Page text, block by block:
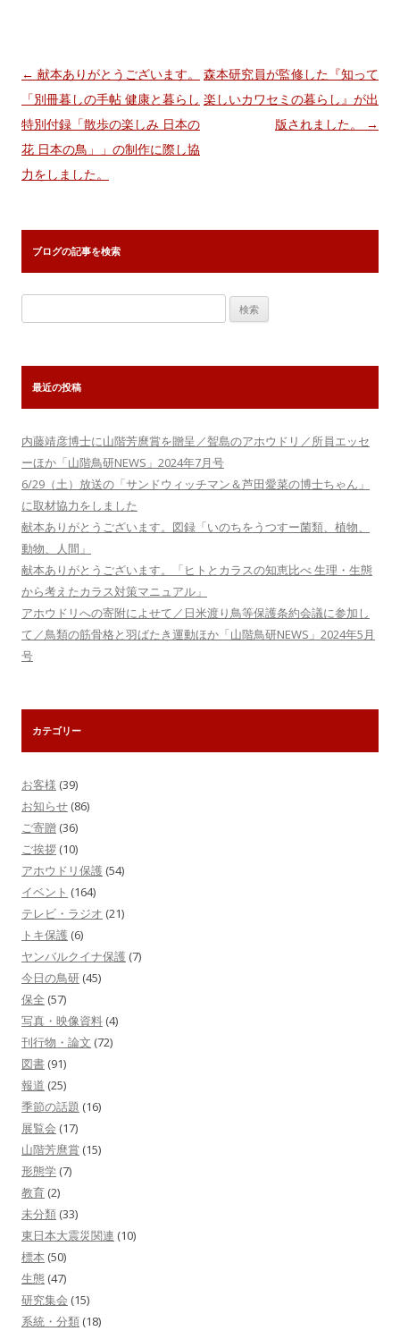
投
稿
ナ
ビ
ゲ
ョ
ン
← 献本ありがとうございます。
「別冊暮しの手帖 健康と暮らし
特別付録「散歩の楽しみ 日本の
花 日本の鳥」」の制作に際し協
力をしました。
森本研究員が監修した『知って
楽しいカワセミの暮らし』が出
版されました。
→
ブログの記事を検索
索:
最近の投稿
内藤靖彦博士に山階芳麿賞を贈呈／聟島のアホウドリ／所員エッセ
ーほか「山階鳥研NEWS」2024年7月号
6/29（土）放送の「サンドウィッチマン＆芦田愛菜の博士ちゃん」
に取材協力をしました
献本ありがとうございます。図録「いのちをうつすー菌類、植物、
動物、人間」
献本ありがとうございます。「ヒトとカラスの知恵比べ 生理・生態
から考えたカラス対策マニュアル」
アホウドリへの寄附によせて／日米渡り鳥等保護条約会議に参加し
て／鳥類の筋骨格と羽ばたき運動ほか「山階鳥研NEWS」2024年5月
号
カテゴリー
お客様 (39)
お知らせ (86)
ご寄贈 (36)
ご挨拶 (10)
アホウドリ保護 (54)
イベント (164)
テレビ・ラジオ (21)
トキ保護 (6)
ヤンバルクイナ保護 (7)
今日の鳥研 (45)
保全 (57)
写真・映像資料 (4)
刊行物・論文 (72)
図書 (91)
報道 (25)
季節の話題 (16)
展覧会 (17)
山階芳麿賞 (15)
形態学 (7)
教育 (2)
未分類 (33)
東日本大震災関連 (10)
標本 (50)
生態 (47)
研究集会 (15)
系統・分類 (18)